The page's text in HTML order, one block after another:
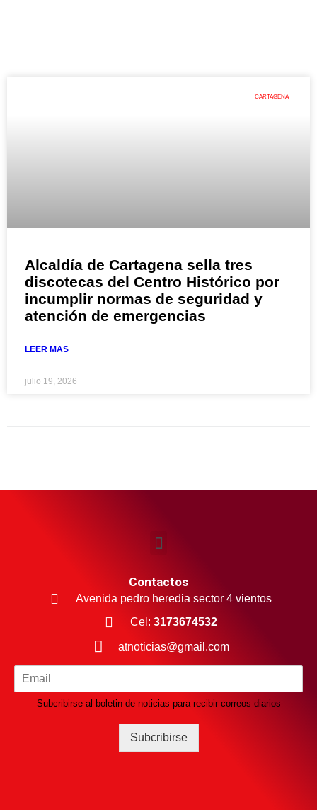
CARTAGENA
Alcaldía de Cartagena sella tres
discotecas del Centro Histórico por
incumplir normas de seguridad y
atención de emergencias
LEER MAS
julio 19, 2026
Contactos
Avenida pedro heredia sector 4 vientos
Cel: 3173674532
atnoticias@gmail.com
Subcribirse al boletin de noticias para recibir correos diarios
Subcribirse